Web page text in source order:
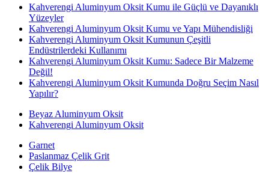
Kahverengi Aluminyum Oksit Kumu ile Güçlü ve Dayanıklı
Yüzeyler
Kahverengi Aluminyum Oksit Kumu ve Yapı Mühendisliği
Kahverengi Aluminyum Oksit Kumunun Çeşitli
Endüstrilerdeki Kullanımı
Kahverengi Aluminyum Oksit Kumu: Sadece Bir Malzeme
Değil!
Kahverengi Aluminyum Oksit Kumunda Doğru Seçim Nasıl
Yapılır?
Beyaz Aluminyum Oksit
Kahverengi Aluminyum Oksit
Garnet
Paslanmaz Çelik Grit
Çelik Bilye